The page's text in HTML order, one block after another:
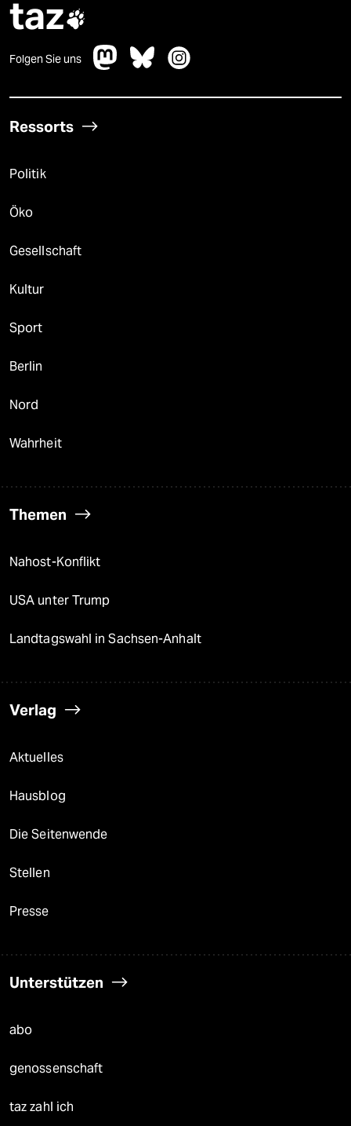
taz
Folgen Sie uns
Ressorts
Politik
Öko
Gesellschaft
Kultur
Sport
Berlin
Nord
Wahrheit
Themen
Nahost-Konflikt
USA unter Trump
Landtagswahl in Sachsen-Anhalt
Verlag
Aktuelles
Hausblog
Die Seitenwende
Stellen
Presse
Unterstützen
abo
genossenschaft
taz zahl ich